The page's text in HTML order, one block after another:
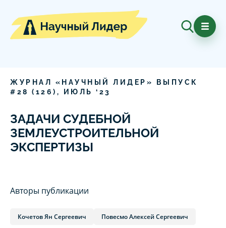
ЖУРНАЛ «НАУЧНЫЙ ЛИДЕР» ВЫПУСК
# 28 ( 126 ), ИЮЛЬ ‘ 23
ЗАДАЧИ СУДЕБНОЙ
ЗЕМЛЕУСТРОИТЕЛЬНОЙ
ЭКСПЕРТИЗЫ
Авторы публикации
Кочетов Ян Сергеевич Повесмо Алексей Сергеевич